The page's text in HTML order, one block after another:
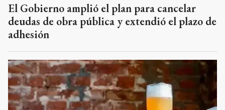
El Gobierno amplió el plan para cancelar
deudas de obra pública y extendió el plazo de
adhesión